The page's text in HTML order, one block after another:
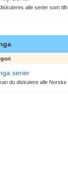
alle serier som
serier
du diskutere alle Norske